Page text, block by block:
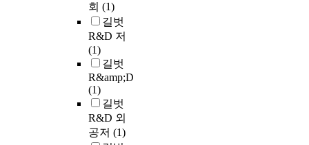
회 (1)
길벗
R&D 저
(1)
길벗
R&amp;D
(1)
길벗
R&D 외
공저 (1)